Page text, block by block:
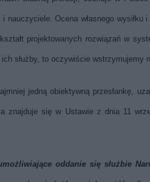
Ocena własnego wysiłku
projektowanych rozwiązań w
służby, to oczywiście wstrzymujemy
jedną obiektywną przesłankę,
znajduje się w Ustawie z dnia 11
oddanie się służbie